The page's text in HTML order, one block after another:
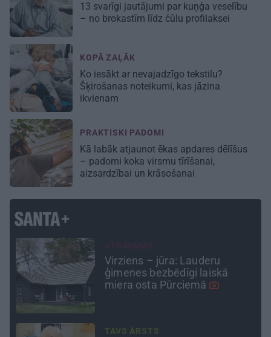
13 svarīgi jautājumi par kuņģa veselību
– no brokastīm līdz čūlu profilaksei
KOPĀ ZAĻĀK
Ko iesākt ar nevajadzīgo tekstilu?
Šķirošanas noteikumi, kas jāzina
ikvienam
PRAKTISKI PADOMI
Kā labāk atjaunot ēkas apdares dēlīšus
– padomi koka virsmu tīrīšanai,
aizsardzībai un krāsošanai
Draudzeņu ceļojums bez
drāmām: noderīgi padomi
plānošanai un 16 galamērķu
PERSONĪBAS